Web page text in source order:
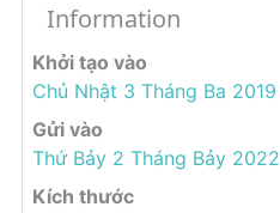
Information
Khởi tạo vào
Chủ Nhật 3 Tháng Ba 2019
Gửi vào
Thứ Bảy 2 Tháng Bảy 2022
Kích thước